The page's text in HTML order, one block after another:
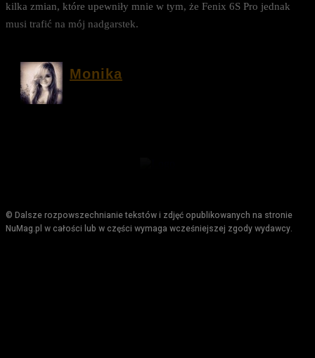
kilka zmian, które upewniły mnie w tym, że Fenix 6S Pro jednak
musi trafić na mój nadgarstek.
Monika
© Dalsze rozpowszechnianie tekstów i zdjęć opublikowanych na stronie
NuMag.pl w całości lub w części wymaga wcześniejszej zgody wydawcy.